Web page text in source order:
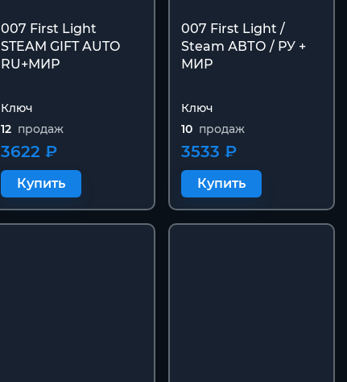
007 First Light
STEAM GIFT AUTO
RU+МИР
Ключ
12 продаж
3622 ₽
Купить
007 First Light /
Steam АВТО / РУ +
МИР
Ключ
10 продаж
3533 ₽
Купить